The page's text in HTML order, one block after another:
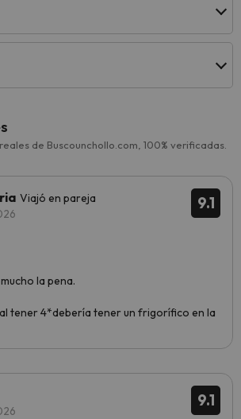
de Buscounchollo.com, 100% verificadas.
9.1
Viajó en pareja
la pena.
tener 4*debería tener un frigorífico en la
9.1